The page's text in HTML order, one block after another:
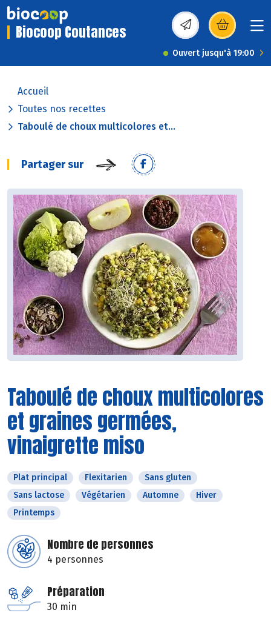
Biocoop Coutances (s’ouvre dans une
Ouvert jusqu'à 19:00
Accueil
Toutes nos recettes
Taboulé de choux multicolores et...
Partager sur
Taboulé de choux multicolores
et graines germées,
vinaigrette miso
Plat principal Flexitarien
Sans gluten
Sans lactose
Végétarien Automne
Hiver
Printemps
Nombre de personnes
4 personnes
Préparation
30 min